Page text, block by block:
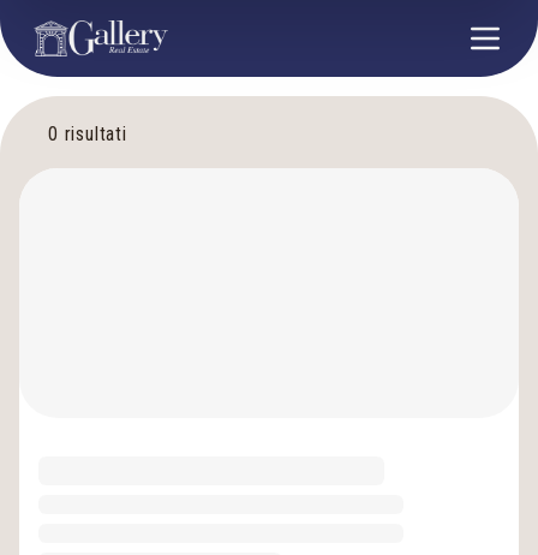
0 risultati